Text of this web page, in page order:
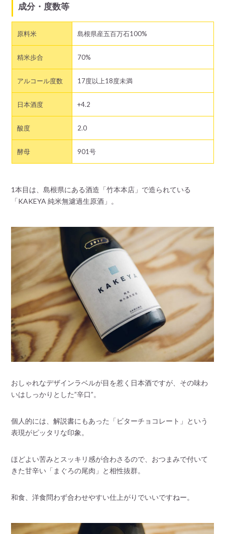
成分・度数等
原料米 島根県産五百万石100%
精米歩合 70%
アルコール度数 17度以上18度未満
日本酒度 +4.2
酸度 2.0
酵母 901号
1本目は、島根県にある酒造「竹本本店」で造られている
「KAKEYA 純米無濾過生原酒」。
おしゃれなデザインラベルが目を惹く日本酒ですが、その味わ
いはしっかりとした”辛口”。
個人的には、解説書にもあった「ビターチョコレート」という
表現がピッタリな印象。
ほどよい苦みとスッキリ感が合わさるので、おつまみで付いて
きた甘辛い「まぐろの尾肉」と相性抜群。
和食、洋食問わず合わせやすい仕上がりでいいですねー。